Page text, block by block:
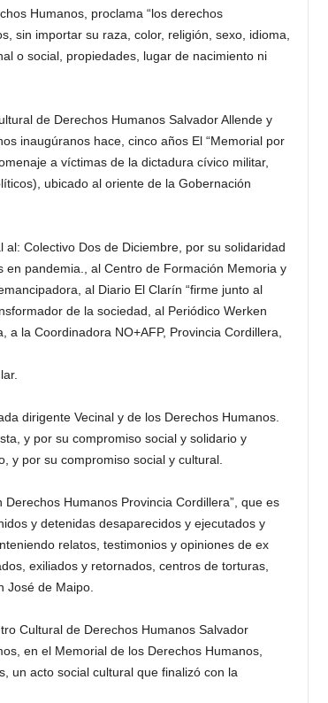
Humanos, proclama “los derechos
sin importar su raza, color, religión, sexo, idioma,
o social, propiedades, lugar de nacimiento ni
de Derechos Humanos Salvador Allende y
inaugúranos hace, cinco años El “Memorial por
a víctimas de la dictadura cívico militar,
ubicado al oriente de la Gobernación
Colectivo Dos de Diciembre, por su solidaridad
pandemia., al Centro de Formación Memoria y
al Diario El Clarín “firme junto al
de la sociedad, al Periódico Werken
la Coordinadora NO+AFP, Provincia Cordillera,
dirigente Vecinal y de los Derechos Humanos.
y por su compromiso social y solidario y
y por su compromiso social y cultural.
Humanos Provincia Cordillera”, que es
y detenidas desaparecidos y ejecutados y
relatos, testimonios y opiniones de ex
exiliados y retornados, centros de torturas,
José de Maipo.
Cultural de Derechos Humanos Salvador
en el Memorial de los Derechos Humanos,
un acto social cultural que finalizó con la